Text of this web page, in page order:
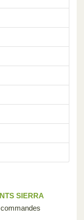
SIERRA